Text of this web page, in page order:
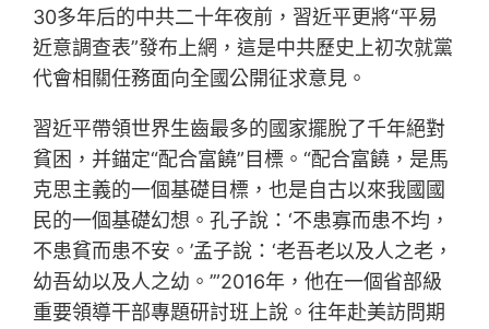
30多年后的中共二十年夜前，習近平更將“平易
近意調查表”發布上網，這是中共歷史上初次就黨
代會相關任務面向全國公開征求意見。
習近平帶領世界生齒最多的國家擺脫了千年絕對
貧困，并錨定“配合富饒”目標。“配合富饒，是馬
克思主義的一個基礎目標，也是自古以來我國國
民的一個基礎幻想。孔子說：‘不患寡而患不均，
不患貧而患不安。’孟子說：‘老吾老以及人之老，
幼吾幼以及人之幼。’”2016年，他在一個省部級
重要領導干部專題研討班上說。往年赴美訪問期